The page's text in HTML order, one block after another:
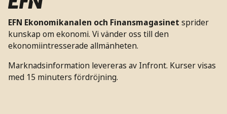
EFN Ekonomikanalen och Finansmagasinet sprider
kunskap om ekonomi. Vi vänder oss till den
ekonomiintresserade allmänheten.
Marknadsinformation levereras av Infront. Kurser visas
med 15 minuters fördröjning.